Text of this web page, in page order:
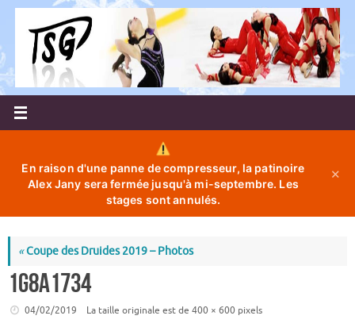
Passer
contenu
En raison d'une panne de compresseur, la patinoire
Alex Jany sera fermée jusqu'à mi-septembre. Les
stages sont annulés.
✕
«Coupe des Druides 2019 – Photos
1G8A1734
04/02/2019 La taille originale est de 400 × 600 pixels